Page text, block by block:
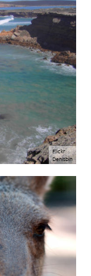
Flickr:
Denisbin